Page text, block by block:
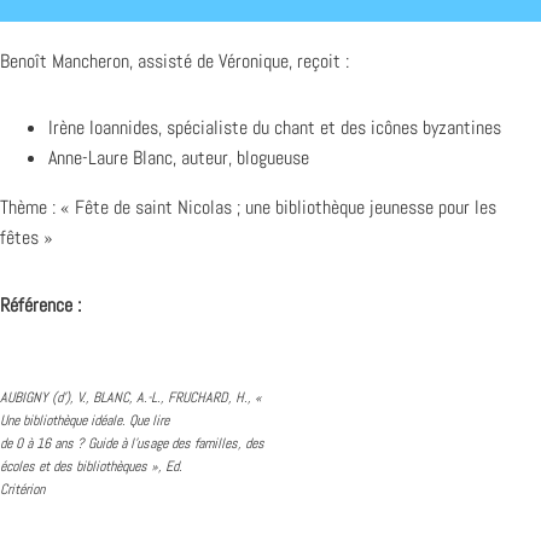
Benoît Mancheron, assisté de Véronique, reçoit :
Irène Ioannides, spécialiste du chant et des icônes byzantines
Anne-Laure Blanc, auteur, blogueuse
Thème : « Fête de saint Nicolas ; une bibliothèque jeunesse pour les
fêtes »
Référence :
AUBIGNY (d’), V., BLANC, A.-L., FRUCHARD, H., «
Une bibliothèque idéale. Que lire
de 0 à 16 ans ? Guide à l’usage des familles, des
écoles et des bibliothèques », Ed.
Critérion